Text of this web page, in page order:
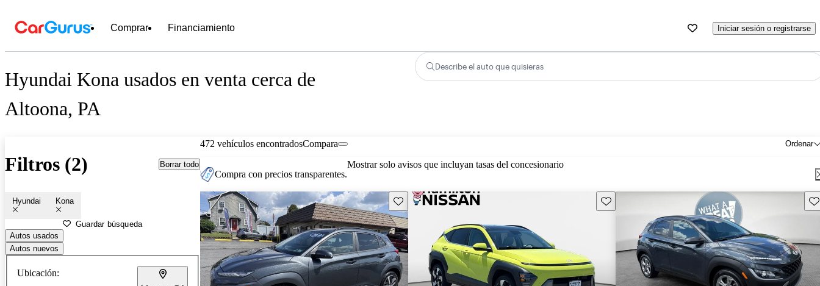
Comprar Financiamiento Iniciar sesión o registrarse
Hyundai Kona usados en venta cerca de
Altoona, PA
Describe el auto que quisieras
Filtros (2) Borrar todo
Hyundai Kona
Guardar búsqueda
Autos usados
Autos nuevos
Ubicación:
472 vehículos encontrados Ordenar
Compara
Compra con precios transparentes.
Mostrar solo avisos que incluyan tasas del concesionario
Guarda este Aviso Guarda este Aviso